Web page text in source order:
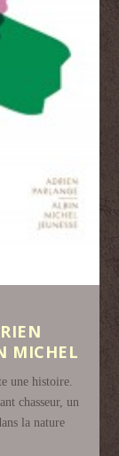
MICHEL
une histoire.
chasseur, un
la nature